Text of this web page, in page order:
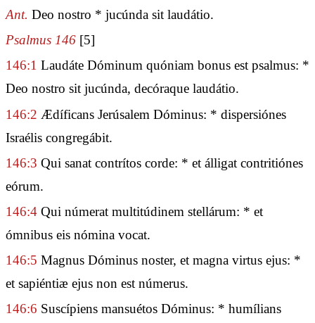
Ant. Deo nostro * jucúnda sit laudátio.
Psalmus 146 [5]
146:1 Laudáte Dóminum quóniam bonus est psalmus: *
Deo nostro sit jucúnda, decóraque laudátio.
146:2 Ædíficans Jerúsalem Dóminus: * dispersiónes
Israélis congregábit.
146:3 Qui sanat contrítos corde: * et álligat contritiónes
eórum.
146:4 Qui númerat multitúdinem stellárum: * et
ómnibus eis nómina vocat.
146:5 Magnus Dóminus noster, et magna virtus ejus: *
et sapiéntiæ ejus non est númerus.
146:6 Suscípiens mansuétos Dóminus: * humílians